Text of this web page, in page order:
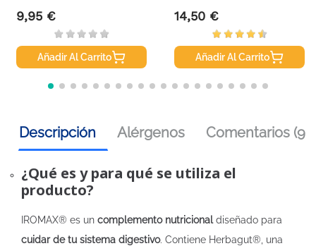
Precio
9,95 €
Añadir Al Carrito
Precio
14,50 €
Añadir Al Carrito
Descripción Alérgenos Comentarios (9)
¿Qué es y para qué se utiliza el
producto?
IROMAX® es un complemento nutricionaldiseñado para
cuidar de tu sistema digestivo. Contiene Herbagut®, una